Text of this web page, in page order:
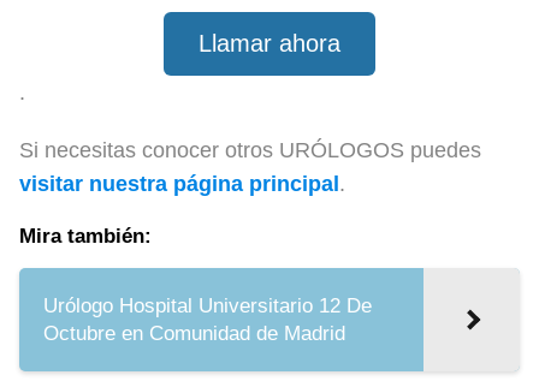
Llamar ahora
.
Si necesitas conocer otros URÓLOGOS puedes
visitar nuestra página principal .
Mira también:
Urólogo Hospital Universitario 12 De
Octubre en Comunidad de Madrid